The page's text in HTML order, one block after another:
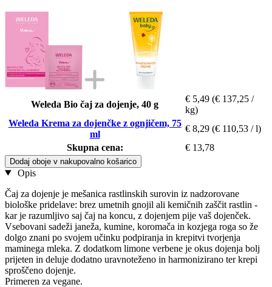
Weleda Bio čaj za dojenje, 40 g
€ 5,49 (€ 137,25 /
kg)
Weleda Krema za dojenčke z ognjičem, 75
ml
€ 8,29 (€ 110,53 / l)
Skupna cena:
€ 13,78
Dodaj oboje v nakupovalno košarico
Opis
Čaj za dojenje je mešanica rastlinskih surovin iz nadzorovane
biološke pridelave: brez umetnih gnojil ali kemičnih zaščit rastlin -
kar je razumljivo saj čaj na koncu, z dojenjem pije vaš dojenček.
Vsebovani sadeži janeža, kumine, koromača in kozjega roga so že
dolgo znani po svojem učinku podpiranja in krepitvi tvorjenja
maminega mleka. Z dodatkom limone verbene je okus dojenja bolj
prijeten in deluje dodatno uravnoteženo in harmonizirano ter krepi
sproščeno dojenje.
Primeren za vegane.